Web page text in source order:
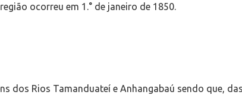
ocorreu em 1.° de janeiro de 1850.
dos Rios Tamanduateí e Anhangabaú sendo que,